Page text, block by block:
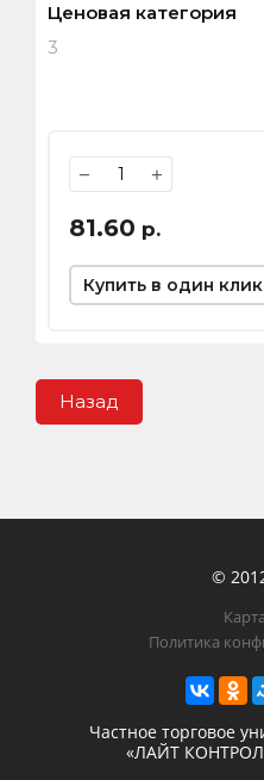
Ценовая категория
3
− +
81.60 р.
Купить в один клик
Назад
©
Политика
Частное торговое
«ЛАЙТ